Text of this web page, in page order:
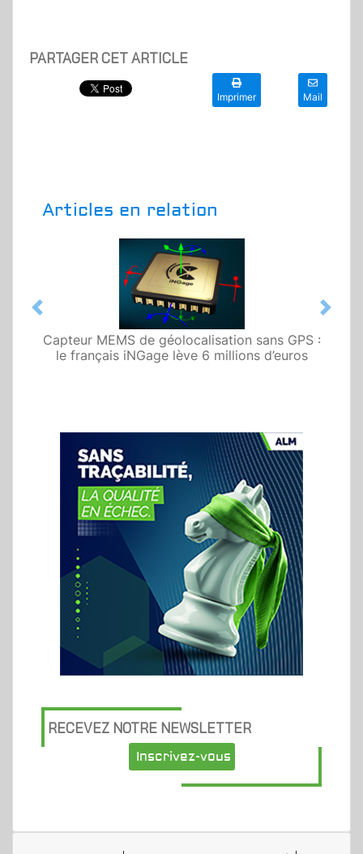
PARTAGER CET ARTICLE
Imprimer Mail
Articles en relation
Capteur MEMS de géolocalisation sans GPS :
le français iNGage lève 6 millions d’euros
Previous Next
RECEVEZ NOTRE NEWSLETTER
Inscrivez-vous